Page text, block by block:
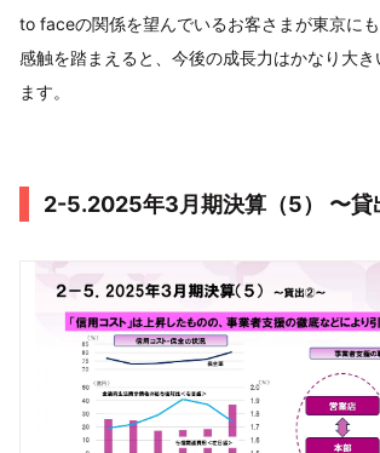
to faceの関係を望んでいるお客さまが東京に
感触を踏まえると、今後の成長力はかなり大
ます。
2-5.2025年3月期決算（5） 〜